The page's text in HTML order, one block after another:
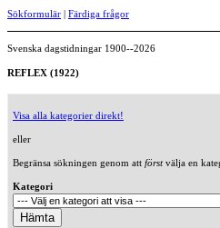
Sökformulär | Färdiga frågor
Svenska dagstidningar 1900--2026
REFLEX (1922)
Visa alla kategorier direkt!
eller
Begränsa sökningen genom att förstvälja en
Kategori